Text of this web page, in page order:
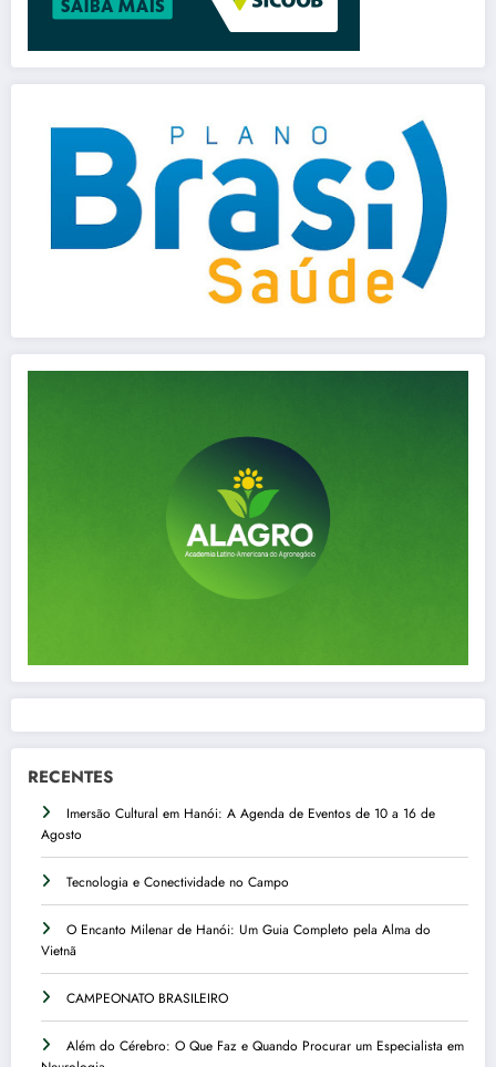
RECENTES
Imersão Cultural em Hanói: A Agenda de Eventos de 10 a 16 de
Agosto
Tecnologia e Conectividade no Campo
O Encanto Milenar de Hanói: Um Guia Completo pela Alma do
Vietnã
CAMPEONATO BRASILEIRO
Além do Cérebro: O Que Faz e Quando Procurar um Especialista em